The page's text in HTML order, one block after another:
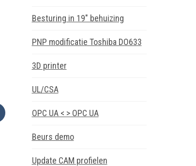
Besturing in 19″ behuizing
PNP modificatie Toshiba DO633
3D printer
UL/CSA
OPC UA < > OPC UA
Beurs demo
Update CAM profielen